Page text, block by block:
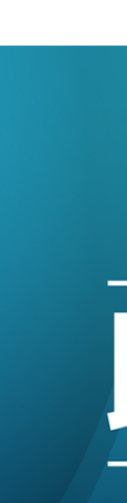
籌逾360億美
擬擴大金屬關
9月升級會
零售額連升14
最多10億美
救後再出手
夥菜鳥拓全
期轉賺2300
洛杉磯高球場
PMI回落至51
籌逾360億美
擬擴大金屬
9月升級會
零售額連升14
最多10億美